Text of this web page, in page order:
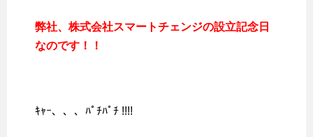
弊社、株式会社スマートチェンジの設立記念日
なのです！！
ｷｬｰ、、、ﾊﾟﾁﾊﾟﾁ !!!!